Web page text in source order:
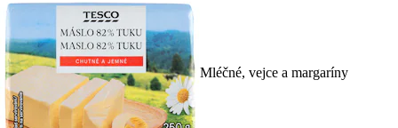
Mléčné, vejce a margaríny